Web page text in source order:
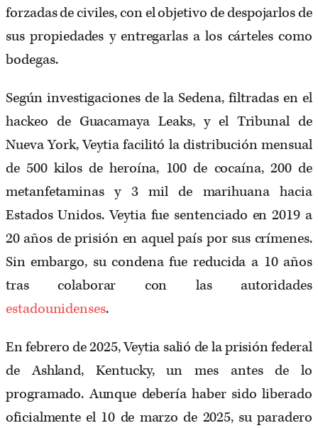
forzadas de civiles, con el objetivo de despojarlos de
sus propiedades y entregarlas a los cárteles como
bodegas.
Según investigaciones de la Sedena, filtradas en el
hackeo de Guacamaya Leaks, y el Tribunal de
Nueva York, Veytia facilitó la distribución mensual
de 500 kilos de heroína, 100 de cocaína, 200 de
metanfetaminas y 3 mil de marihuana hacia
Estados Unidos. Veytia fue sentenciado en 2019 a
20 años de prisión en aquel país por sus crímenes.
Sin embargo, su condena fue reducida a 10 años
tras colaborar con las autoridades
estadounidenses.
En febrero de 2025, Veytia salió de la prisión federal
de Ashland, Kentucky, un mes antes de lo
programado. Aunque debería haber sido liberado
oficialmente el 10 de marzo de 2025, su paradero